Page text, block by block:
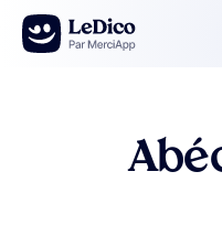
Aller au contenu